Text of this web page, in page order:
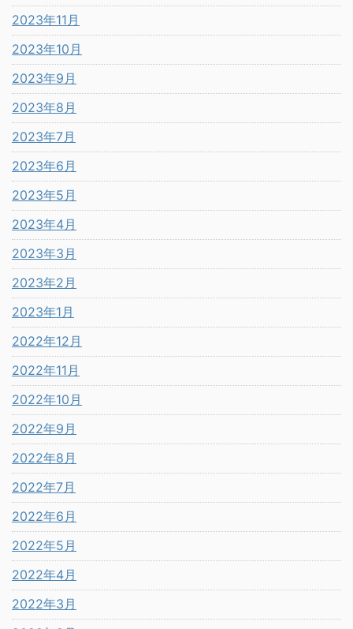
2023年11月
2023年10月
2023年9月
2023年8月
2023年7月
2023年6月
2023年5月
2023年4月
2023年3月
2023年2月
2023年1月
2022年12月
2022年11月
2022年10月
2022年9月
2022年8月
2022年7月
2022年6月
2022年5月
2022年4月
2022年3月